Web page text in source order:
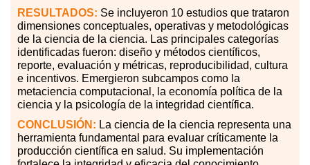
RESULTADOS: Se incluyeron 10 estudios que trataron
dimensiones conceptuales, operativas y metodológicas
de la ciencia de la ciencia. Las principales categorías
identificadas fueron: diseño y métodos científicos,
reporte, evaluación y métricas, reproducibilidad, cultura
e incentivos. Emergieron subcampos como la
metaciencia computacional, la economía política de la
ciencia y la psicología de la integridad científica.
CONCLUSIÓN: La ciencia de la ciencia representa una
herramienta fundamental para evaluar críticamente la
producción científica en salud. Su implementación